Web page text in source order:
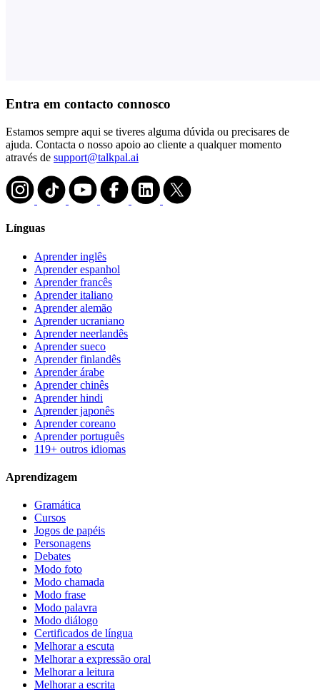
Entra em contacto connosco
Estamos sempre aqui se tiveres alguma dúvida ou precisares de
ajuda. Contacta o nosso apoio ao cliente a qualquer momento
através de support@talkpal.ai
Línguas
Aprender inglês
Aprender espanhol
Aprender francês
Aprender italiano
Aprender alemão
Aprender ucraniano
Aprender neerlandês
Aprender sueco
Aprender finlandês
Aprender árabe
Aprender chinês
Aprender hindi
Aprender japonês
Aprender coreano
Aprender português
119+ outros idiomas
Aprendizagem
Gramática
Cursos
Jogos de papéis
Personagens
Debates
Modo foto
Modo chamada
Modo frase
Modo palavra
Modo diálogo
Certificados de língua
Melhorar a escuta
Melhorar a expressão oral
Melhorar a leitura
Melhorar a escrita